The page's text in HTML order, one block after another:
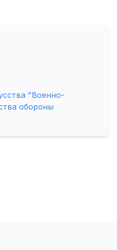
"Военно-
обороны